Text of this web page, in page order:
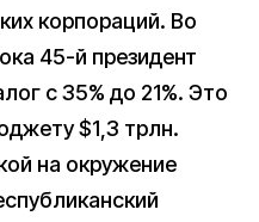
корпораций. Во
45-й президент
с 35% до 21%. Это
$1,3 трлн.
на окружение